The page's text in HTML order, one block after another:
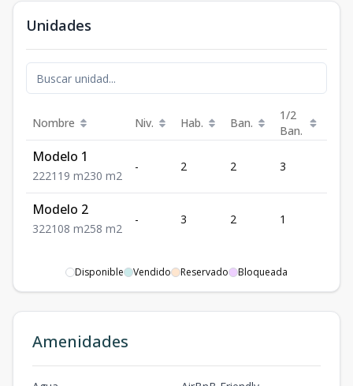
Unidades
Nombre Niv. Hab. Ban.
1/2
Ban.
Modelo 1
222119 m230 m2
- 2 2 3
Modelo 2
322108 m258 m2
- 3 2 1
Disponible Vendido Reservado Bloqueada
Amenidades